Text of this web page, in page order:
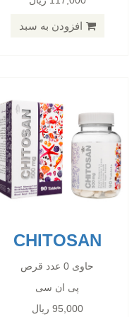
افزودن به سبد
CHITOSAN
حاوی 0 عدد قرص
پی ان سی
95,000 ریال
95,000 ریال
CARBO FIGHT
حاوی 0 عدد قرص
پی ان سی